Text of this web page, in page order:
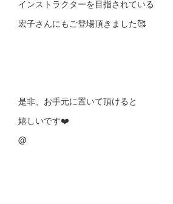
インストラクターを目指されている
宏子さんにもご登場頂きました🥰
是非、お手元に置いて頂けると
嬉しいです❤️
@